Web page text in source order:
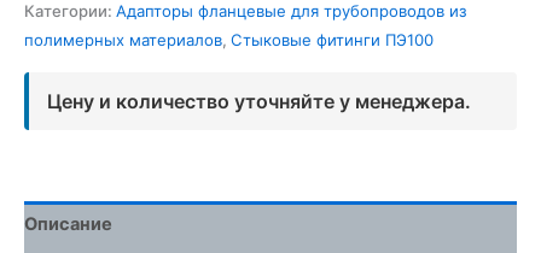
Категории: Адапторы фланцевые для трубопроводов из
полимерных материалов, Стыковые фитинги ПЭ100
Цену и количество уточняйте у менеджера.
Описание